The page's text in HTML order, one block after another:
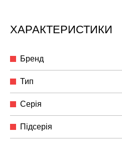
ХАРАКТЕРИСТИКИ
Бренд
Тип
Серія
Підсерія